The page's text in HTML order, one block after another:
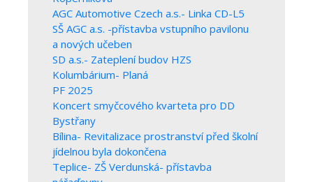
AGC Automotive Czech a.s.- Linka CD-L5
SŠ AGC a.s. -přístavba vstupního pavilonu
a nových učeben
SD a.s.- Zateplení budov HZS
Kolumbárium- Planá
PF 2025
Koncert smyčcového kvarteta pro DD
Bystřany
Bílina- Revitalizace prostranství před školní
jídelnou byla dokončena
Teplice- ZŠ Verdunská- přístavba